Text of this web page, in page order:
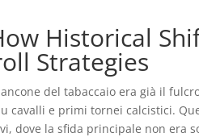
Historical
Strategies
del tabaccaio era già il
cavalli e primi tornei calcistici.
dove la sfida principale non era